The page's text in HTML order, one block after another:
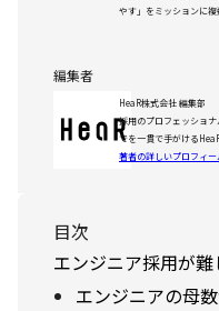
やす」をミッションに複
編集者
HeaR株式会社 編集部
採用のプロフェッショ
でを一貫で手がける
著者の詳しいプロフィー
目次
エンジニア採用が難
エンジニアの母